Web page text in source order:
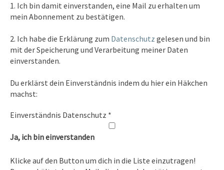
1. Ich bin damit einverstanden, eine Mail zu erhalten um
mein Abonnement zu bestätigen.
2. Ich habe die Erklärung zum Datenschutz gelesen und bin
mit der Speicherung und Verarbeitung meiner Daten
einverstanden.
Du erklärst dein Einverständnis indem du hier ein Häkchen
machst:
Einverständnis Datenschutz *
Ja, ich bin einverstanden
Klicke auf den Button um dich in die Liste einzutragen!
Tel. 0351/2681691
E-Mail: info [at ] spirit-on-earth.com
Heilpraxis
Heilpraxis Hirschburger
Rechtliches
Impressum